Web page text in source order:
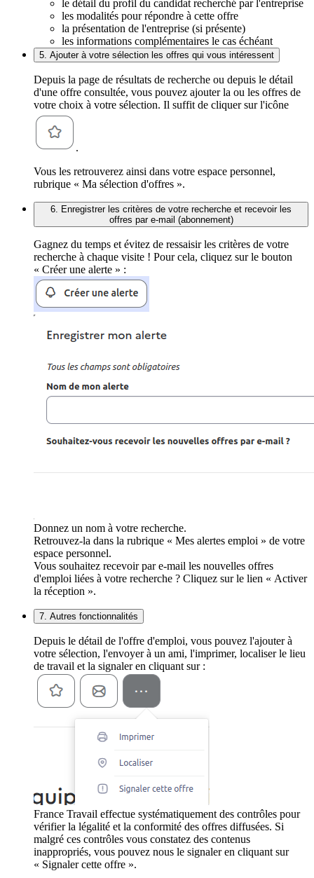
le détail du profil du candidat recherché par l'entreprise
les modalités pour répondre à cette offre
la présentation de l'entreprise (si présente)
les informations complémentaires le cas échéant
5. Ajouter à votre sélection les offres qui vous intéressent
Depuis la page de résultats de recherche ou depuis le détail
d'une offre consultée, vous pouvez ajouter la ou les offres de
votre choix à votre sélection. Il suffit de cliquer sur l'icône
.
Vous les retrouverez ainsi dans votre espace personnel,
rubrique « Ma sélection d'offres ».
6. Enregistrer les critères de votre recherche et recevoir les
offres par e-mail (abonnement)
Gagnez du temps et évitez de ressaisir les critères de votre
recherche à chaque visite ! Pour cela, cliquez sur le bouton
« Créer une alerte » :
Donnez un nom à votre recherche.
Retrouvez-la dans la rubrique « Mes alertes emploi » de votre
espace personnel.
Vous souhaitez recevoir par e-mail les nouvelles offres
d'emploi liées à votre recherche ? Cliquez sur le lien « Activer
la réception ».
7. Autres fonctionnalités
Depuis le détail de l'offre d'emploi, vous pouvez l'ajouter à
votre sélection, l'envoyer à un ami, l'imprimer, localiser le lieu
de travail et la signaler en cliquant sur :
France Travail effectue systématiquement des contrôles pour
vérifier la légalité et la conformité des offres diffusées. Si
malgré ces contrôles vous constatez des contenus
inappropriés, vous pouvez nous le signaler en cliquant sur
« Signaler cette offre ».